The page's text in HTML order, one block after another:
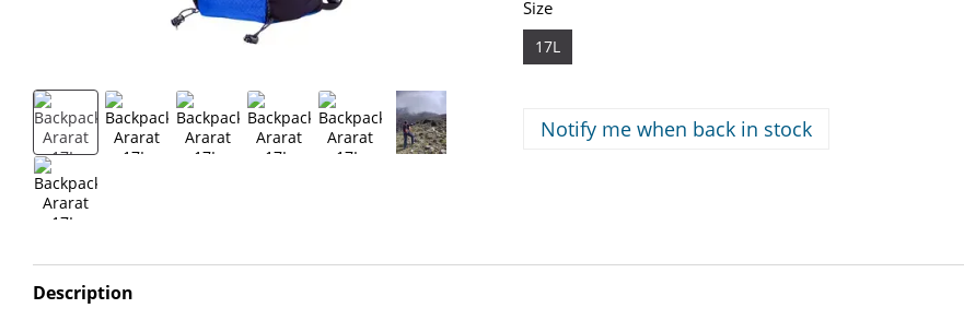
Size
17L
Notify me when back in stock
Description